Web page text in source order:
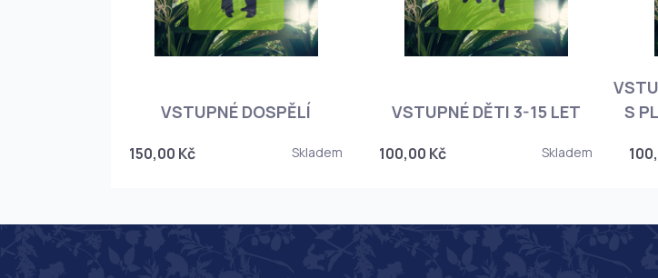
VSTUPNÉ DOSPĚLÍ
150,00 Kč Skladem
VSTUPNÉ DĚTI 3-15 LET
100,00 Kč Skladem
S